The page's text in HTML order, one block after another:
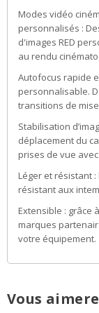
Modes vidéo
personnalisés :
d'images RED
au rendu
Autofocus rapide
personnalisable.
transitions de
Stabilisation
déplacement du
prises de vue
Léger et résistant
résistant aux
Extensible : grâce
marques
votre équipement.
Vous